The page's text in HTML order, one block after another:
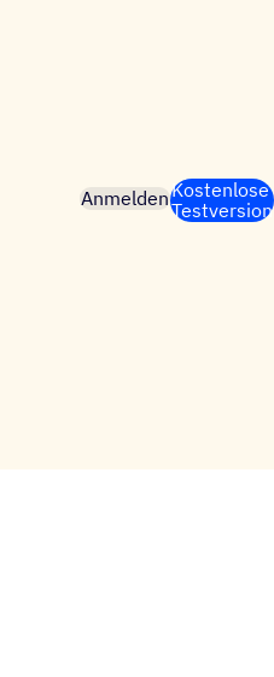
AnmeldenKostenlose
Testversion